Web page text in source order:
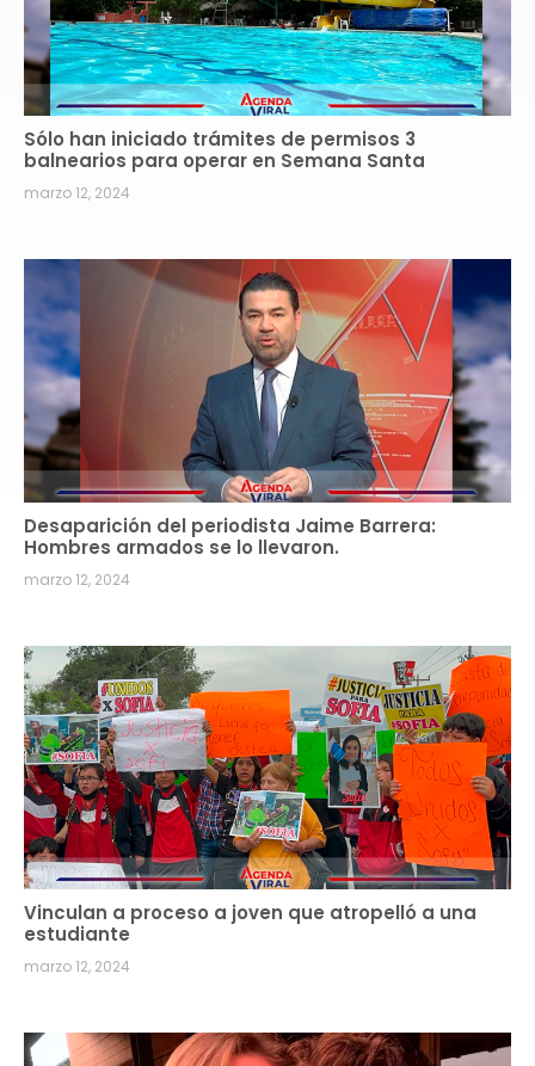
Sólo han iniciado trámites de permisos 3
balnearios para operar en Semana Santa
marzo 12, 2024
Desaparición del periodista Jaime Barrera:
Hombres armados se lo llevaron.
marzo 12, 2024
Vinculan a proceso a joven que atropelló a una
estudiante
marzo 12, 2024